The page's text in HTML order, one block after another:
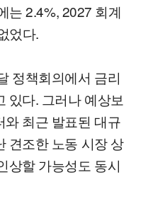
는 2.4%, 2027 회계
었다.
정책회의에서 금리
있다. 그러나 예상보
최근 발표된 대규
견조한 노동 시장 상
상할 가능성도 동시